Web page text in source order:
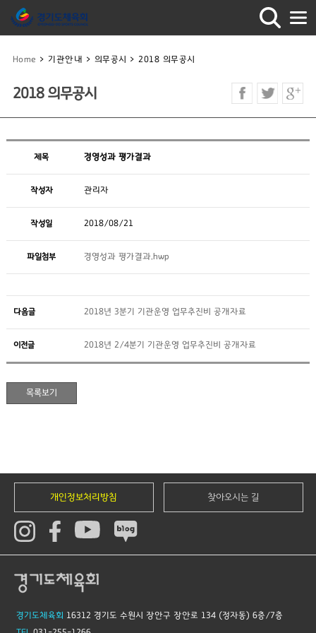
Home >기관안내 > 의무공시 >2018 의무공시
2018 의무공시
제목 경영성과 평가결과
작성자 관리자
작성일 2018/08/21
파일첨부 경영성과 평가결과.hwp
다음글 2018년 3분기 기관운영 업무추진비 공개자료
이전글 2018년 2/4분기 기관운영 업무추진비 공개자료
개인정보처리방침 찾아오시는 길
경기도체육회 16312 경기도 수원시 장안구 장안로 134 (정자동) 6층/7층